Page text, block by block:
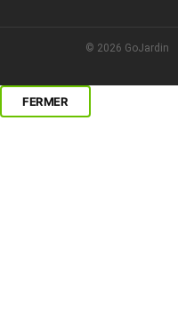
© 2026 GoJardin
FERMER